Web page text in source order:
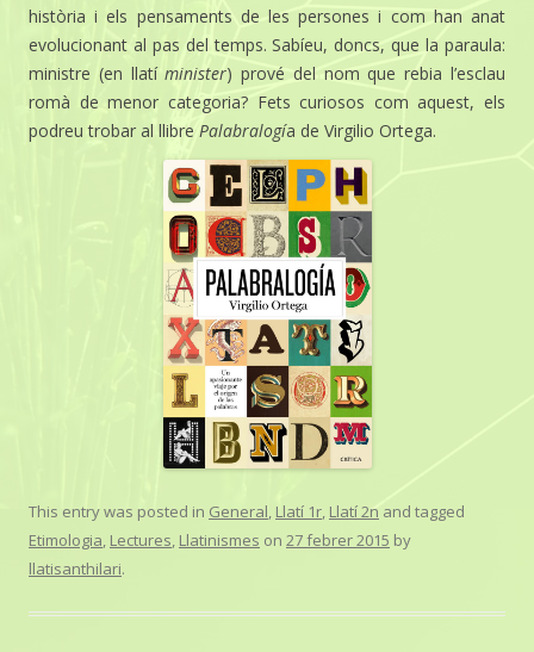
història i els pensaments de les persones i com han anat
evolucionant al pas del temps. Sabíeu, doncs, que la paraula:
ministre (en llatíminister) prové del nom que rebia l’esclau
romà de menor categoria? Fets curiosos com aquest, els
podreu trobar al llibre Palabralogía de Virgilio Ortega.
This entry was posted in General, Llatí 1r, Llatí 2n and tagged
Etimologia, Lectures, Llatinismes on 27 febrer 2015 by
llatisanthilari.